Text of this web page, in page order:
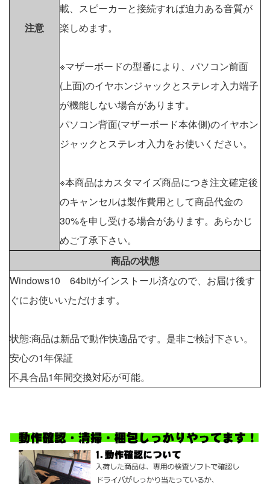
注意
載、スピーカーと接続すれば迫力ある音質が
楽しめます。
※マザーボードの型番により、パソコン前面
(上面)のイヤホンジャックとステレオ入力端子
が機能しない場合があります。
パソコン背面(マザーボード本体側)のイヤホン
ジャックとステレオ入力をお使いください。
※本商品はカスタマイズ商品につき注文確定後
のキャンセルは製作費用として商品代金の
30%を申し受ける場合があります。あらかじ
めご了承下さい。
商品の状態
Windows10 64bitがインストール済なので、お届け後す
ぐにお使いいただけます。
状態:商品は新品で動作快適品です。是非ご検討下さい。
安心の1年保証
不具合品1年間交換対応が可能。